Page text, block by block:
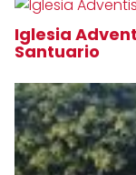
Iglesia
Santuario